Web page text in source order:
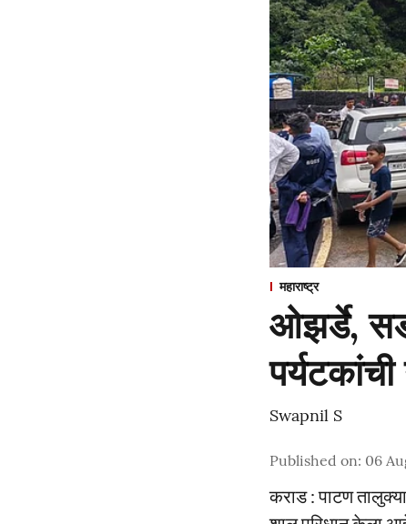
महाराष्ट्र
ओझर्डे,
Swapnil S
Published on: 06
कराड : पाटण